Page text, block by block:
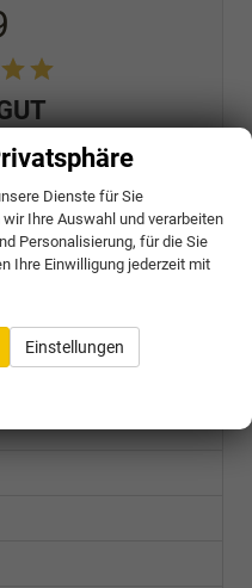
Dienste für Sie
Ihre Auswahl und verarbeiten
Personalisierung, für die Sie
Ihre Einwilligung jederzeit mit
Einstellungen